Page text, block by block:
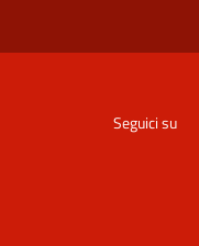
Seguici su